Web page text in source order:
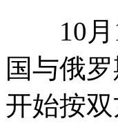
10月
国与俄
开始按